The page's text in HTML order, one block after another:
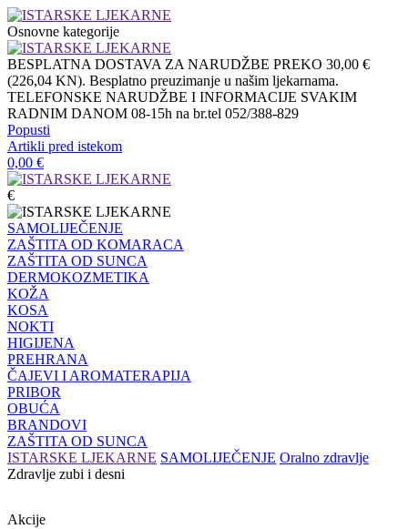
Osnovne kategorije
BESPLATNA DOSTAVA ZA NARUDŽBE PREKO 30,00 €
(226,04 KN). Besplatno preuzimanje u našim ljekarnama.
TELEFONSKE NARUDŽBE I INFORMACIJE SVAKIM
RADNIM DANOM 08-15h na br.tel 052/388-829
Popusti
Artikli pred istekom
0,00 €
€
SAMOLIJEČENJE
ZAŠTITA OD KOMARACA
ZAŠTITA OD SUNCA
DERMOKOZMETIKA
KOŽA
KOSA
NOKTI
HIGIJENA
PREHRANA
ČAJEVI I AROMATERAPIJA
PRIBOR
OBUĆA
BRANDOVI
ZAŠTITA OD SUNCA
ISTARSKE LJEKARNE SAMOLIJEČENJE Oralno zdravlje
Zdravlje zubi i desni
Akcije